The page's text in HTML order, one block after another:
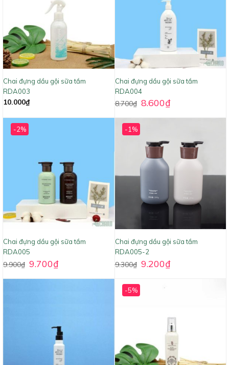
Chai đựng dầu gội sữa tắm
RDA003
10.000₫
Chai đựng dầu gội sữa tắm
RDA004
8.700₫ 8.600₫
-2%
Chai đựng dầu gội sữa tắm
RDA005
9.900₫ 9.700₫
-1%
Chai đựng dầu gội sữa tắm
RDA005-2
9.300₫ 9.200₫
-5%